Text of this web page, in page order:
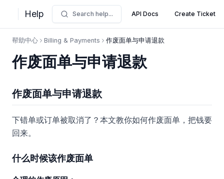
Help Search help... API Docs Create Ticket
帮助中心 Billing & Payments 作废面单与申请退款
作废面单与申请退款
作废面单与申请退款
下错单或订单被取消了？本文教你如何作废面单，把钱要
回来。
什么时候该作废面单